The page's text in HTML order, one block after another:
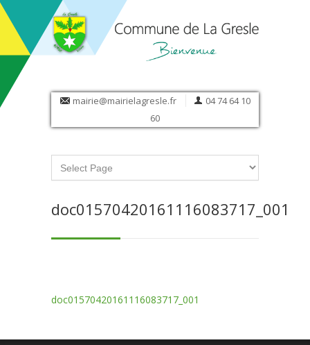
mairie@mairielagresle.fr
04 74 64 10
60
doc01570420161116083717_001
doc01570420161116083717_001